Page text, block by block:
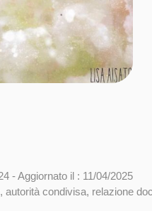
- Aggiornato il : 11/04/2025
, autorità condivisa, relazione